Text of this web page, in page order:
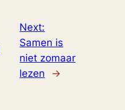
Next:
Samen is
niet zomaar
lezen
→